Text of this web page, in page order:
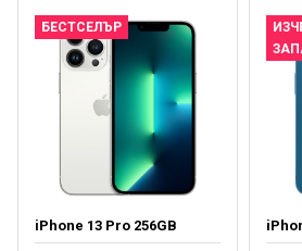
БЕСТСЕЛЪР
iPhone 13 Pro 256GB